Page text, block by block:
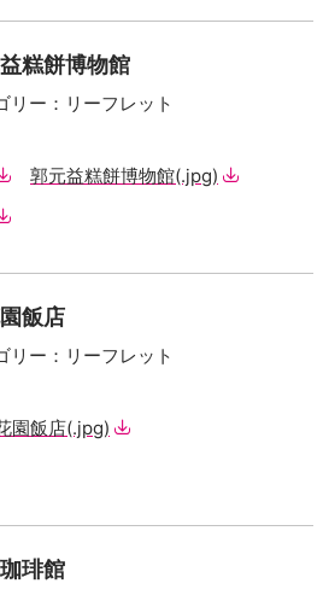
糕餅博物館
リー ： リーフレット
郭元益糕餅博物館(.jpg)
飯店
リー ： リーフレット
園飯店(.jpg)
琲館